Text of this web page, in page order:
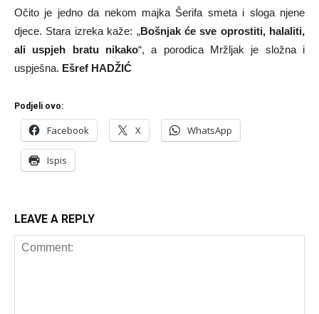
Očito je jedno da nekom majka Šerifa smeta i sloga njene
djece. Stara izreka kaže: „Bošnjak će sve oprostiti, halaliti,
ali uspjeh bratu nikako“, a porodica Mržljak je složna i
uspješna. Ešref HADŽIĆ
Podjeli ovo:
Facebook X WhatsApp
Ispis
LEAVE A REPLY